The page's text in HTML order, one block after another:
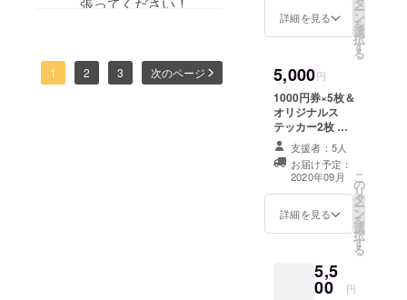
1 2 3 次のページ
インや
成中で
す。）
※ご支援
時にカ
ラー(オ
リーブ/
ブラッ
ク/ホワ
イト)と
(S/M/L/2
L/3L)を
くださ
い
ルドさ
とうさ
んち、
は「サ
バオ
タ」と
入りま
す。
チーム
マー
カーと
してご
けま
す。 ※
れぞれ
サイズ
詳細を見る ー
ン
を
選
択
す
る
5,000円
1000円券×5枚＆
オリジナルス
テッカー2枚 利
用方法 定例会・
ナイター定例
会・フィールド
主催イベント・
シューティング
エリア・フィー
の方も利用可能
なので、チーム
支援者：5人
お届け予定：
2020年09月
詳細を見る
こ
の
リ
タ
ー
ン
を
選
択
す
る
5,5
00 円